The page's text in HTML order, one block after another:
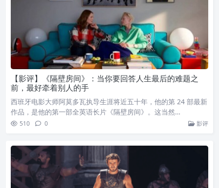
【影评】《隔壁房间》：当你要回答人生最后的难题之
前，最好牵着别人的手
西班牙电影大师阿莫多瓦执导生涯将近五十年，他的第 24 部最新
作品，是他的第一部全英语长片《隔壁房间》。这当然…
510 0 影评